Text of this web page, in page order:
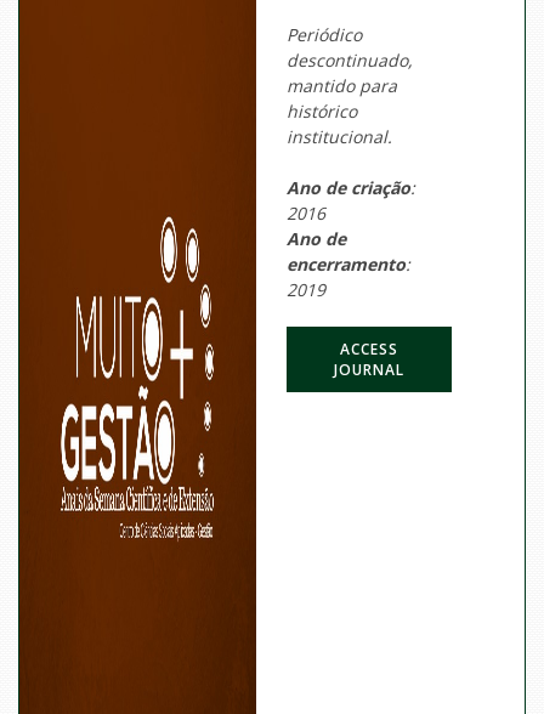
Periódico
descontinuado,
mantido para
histórico
institucional.
Ano de criação:
2016
Ano de
encerramento:
2019
ACCESS
JOURNAL